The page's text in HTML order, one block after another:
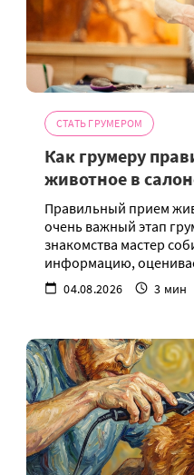
СТАТЬ ГРУМЕРОМ
Как грумеру
животное в
Правильный прием
очень важный этап
знакомства мастер
информацию,
04.08.2026 3 мин